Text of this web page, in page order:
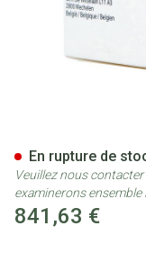
841,63 €
En rupture de
Veuillez nous
examinerons ensemble